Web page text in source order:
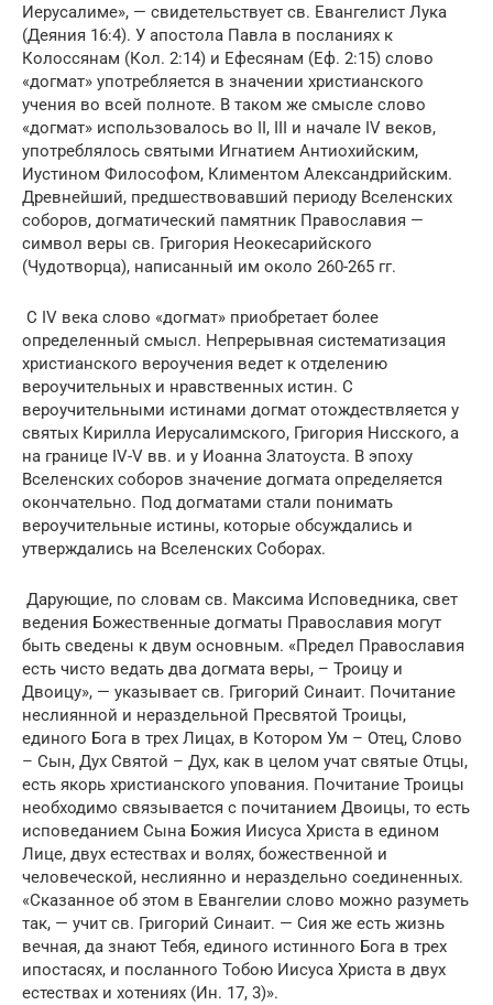
Иерусалиме», — свидетельствует св. Евангелист Лука
(Деяния 16:4). У апостола Павла в посланиях к
Колоссянам (Кол. 2:14) и Ефесянам (Еф. 2:15) слово
«догмат» употребляется в значении христианского
учения во всей полноте. В таком же смысле слово
«догмат» использовалось во II, III и начале IV веков,
употреблялось святыми Игнатием Антиохийским,
Иустином Философом, Климентом Александрийским.
Древнейший, предшествовавший периоду Вселенских
соборов, догматический памятник Православия —
символ веры св. Григория Неокесарийского
(Чудотворца), написанный им около 260-265 гг.
С IV века слово «догмат» приобретает более
определенный смысл. Непрерывная систематизация
христианского вероучения ведет к отделению
вероучительных и нравственных истин. С
вероучительными истинами догмат отождествляется у
святых Кирилла Иерусалимского, Григория Нисского, а
на границе IV-V вв. и у Иоанна Златоуста. В эпоху
Вселенских соборов значение догмата определяется
окончательно. Под догматами стали понимать
вероучительные истины, которые обсуждались и
утверждались на Вселенских Соборах.
Дарующие, по словам св. Максима Исповедника, свет
ведения Божественные догматы Православия могут
быть сведены к двум основным. «Предел Православия
есть чисто ведать два догмата веры, – Троицу и
Двоицу», — указывает св. Григорий Синаит. Почитание
неслиянной и нераздельной Пресвятой Троицы,
единого Бога в трех Лицах, в Котором Ум – Отец, Слово
– Сын, Дух Святой – Дух, как в целом учат святые Отцы,
есть якорь христианского упования. Почитание Троицы
необходимо связывается с почитанием Двоицы, то есть
исповеданием Сына Божия Иисуса Христа в едином
Лице, двух естествах и волях, божественной и
человеческой, неслиянно и нераздельно соединенных.
«Сказанное об этом в Евангелии слово можно разуметь
так, — учит св. Григорий Синаит. — Сия же есть жизнь
вечная, да знают Тебя, единого истинного Бога в трех
ипостасях, и посланного Тобою Иисуса Христа в двух
естествах и хотениях (Ин. 17, 3)».